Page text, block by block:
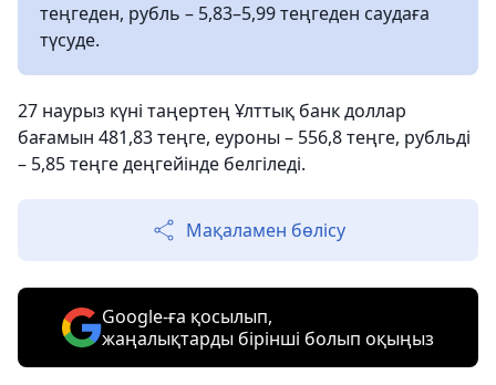
теңгеден, рубль – 5,83–5,99 теңгеден саудаға
түсуде.
27 наурыз күні таңертең Ұлттық банк доллар
бағамын 481,83 теңге, еуроны – 556,8 теңге, рубльді
– 5,85 теңге деңгейінде белгіледі.
Мақаламен бөлісу
Google-ға қосылып,
жаңалықтарды бірінші болып оқыңыз